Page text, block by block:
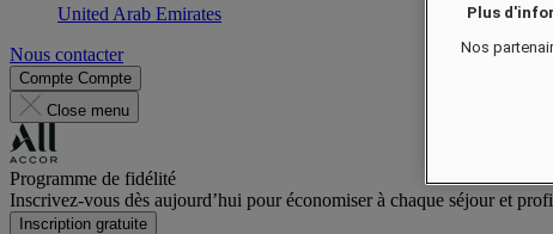
United Arab Emirates
Nous contacter
Compte Compte
Close menu
Programme de fidélité
Inscrivez-vous dès aujourd’hui pour économiser à chaque séjour et
Inscription gratuite
Plus
Nos